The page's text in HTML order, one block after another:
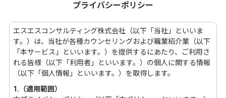
プライバシーポリシー
エスエスコンサルティング株式会社（以下「当社」といいま
す。）は、当社が各種カウンセリングおよび職業紹介業（以下
「本サービス」といいます。）を提供するにあたり、ご利用さ
れる皆様（以下「利用者」といいます。）の個人に関する情報
（以下「個人情報」といいます。）を取得します。
1.（適用範囲）